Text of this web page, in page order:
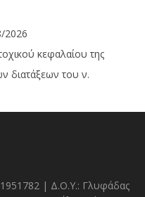
2026
κεφαλαίου της
διατάξεων του ν.
| Δ.Ο.Υ.: Γλυφάδας